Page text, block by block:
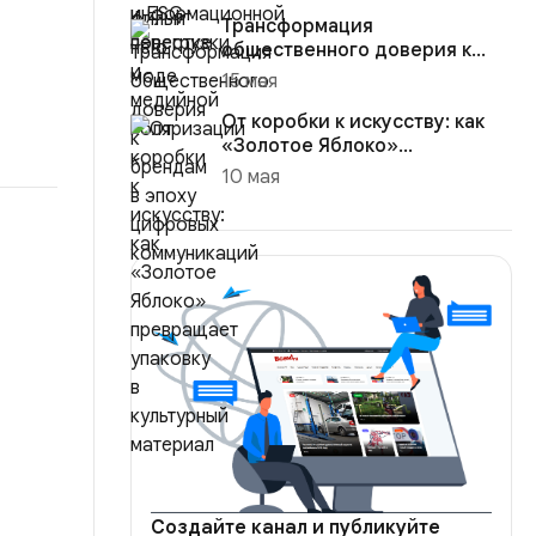
Трансформация
общественного доверия к
брендам в эпоху цифровых
15 мая
От коробки к искусству: как
«Золотое Яблоко»
превращает упаковку в
10 мая
Создайте канал и публикуйте